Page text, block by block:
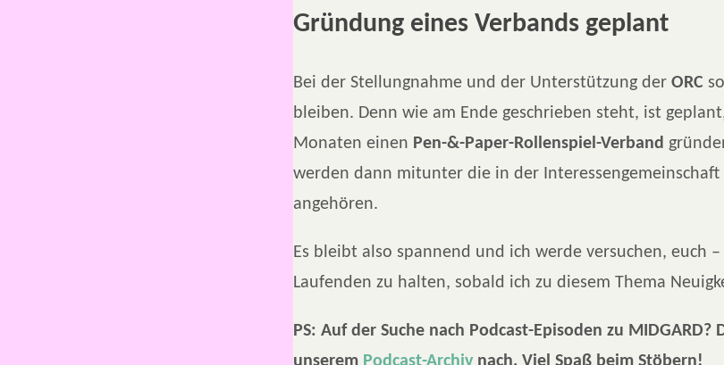
Gründung eines Verbands geplant
Bei der Stellungnahme und der Unterstützung der ORC
bleiben. Denn wie am Ende geschrieben steht, ist
Monaten einen Pen-&-Paper-Rollenspiel-Verband
werden dann mitunter die in der Interessengemeinschaft
angehören.
Es bleibt also spannend und ich werde versuchen, euch
Laufenden zu halten, sobald ich zu diesem Thema
PS: Auf der Suche nach Podcast-Episoden zu MIDGARD?
unserem Podcast-Archivnach. Viel Spaß beim Stöbern!